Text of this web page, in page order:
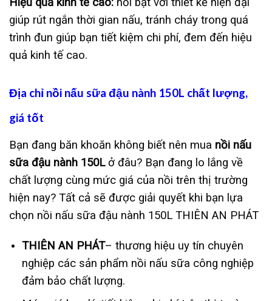
giúp rút ngắn thời gian nấu, tránh cháy trong quá
trình đun giúp bạn tiết kiệm chi phí, đem đến hiệu
quả kinh tế cao.
Địa chỉ nồi nấu sữa đậu nành 150L chất lượng,
giá tốt
Bạn đang băn khoăn không biết nên mua nồi nấu
sữa đậu nành 150Lở đâu? Bạn đang lo lắng về
chất lượng cùng mức giá của nồi trên thị trường
hiện nay? Tất cả sẽ được giải quyết khi bạn lựa
chọn nồi nấu sữa đậu nành 150L THIÊN AN PHÁT
THIÊN AN PHÁT– thương hiệu uy tín chuyên
nghiệp các sản phẩm nồi nấu sữa công nghiệp
đảm bảo chất lượng.